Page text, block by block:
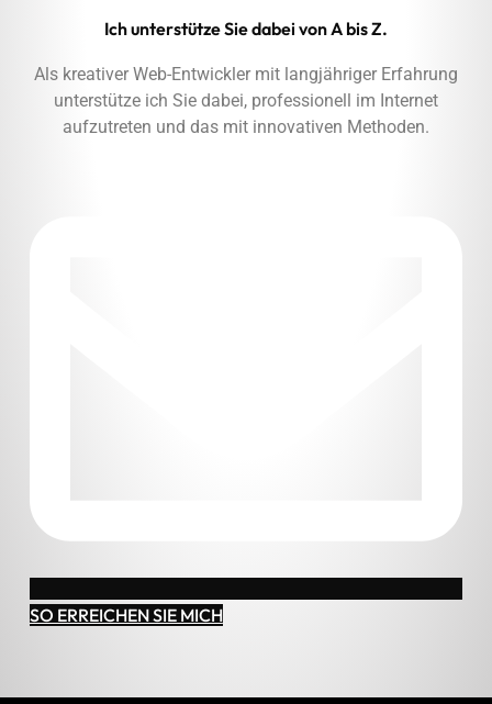
Ich unterstütze Sie dabei von A bis Z.
Als kreativer Web-Entwickler mit langjähriger Erfahrung
unterstütze ich Sie dabei, professionell im Internet
aufzutreten und das mit innovativen Methoden.
SO ERREICHEN SIE MICH